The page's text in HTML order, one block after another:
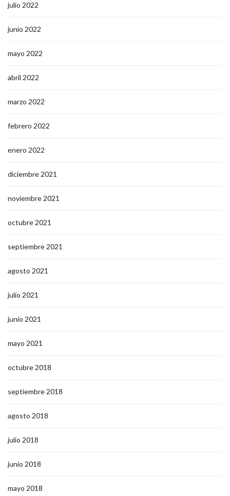
julio 2022
junio 2022
mayo 2022
abril 2022
marzo 2022
febrero 2022
enero 2022
diciembre 2021
noviembre 2021
octubre 2021
septiembre 2021
agosto 2021
julio 2021
junio 2021
mayo 2021
octubre 2018
septiembre 2018
agosto 2018
julio 2018
junio 2018
mayo 2018